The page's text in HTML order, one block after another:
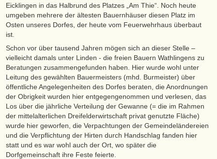
Eicklingen in das Halbrund des Platzes „Am Thie“. Noch heute
umgeben mehrere der ältesten Bauernhäuser diesen Platz im
Osten unseres Dorfes, der heute vom Feuerwehrhaus überbaut
ist.
Schon vor über tausend Jahren mögen sich an dieser Stelle –
vielleicht damals unter Linden - die freien Bauern Wathlingens zu
Beratungen zusammengefunden haben. Hier wurde wohl unter
Leitung des gewählten Bauermeisters (mhd. Burmeister) über
öffentliche Angelegenheiten des Dorfes beraten, die Anordnungen
der Obrigkeit wurden hier entgegengenommen und verlesen, das
Los über die jährliche Verteilung der Gewanne (= die im Rahmen
der mittelalterlichen Dreifelderwirtschaft privat genutzte Fläche)
wurde hier geworfen, die Verpachtungen der Gemeindeländereien
und die Verpflichtung der Hirten durch Handschlag fanden hier
statt und es war wohl auch der Ort, wo später die
Dorfgemeinschaft ihre Feste feierte.